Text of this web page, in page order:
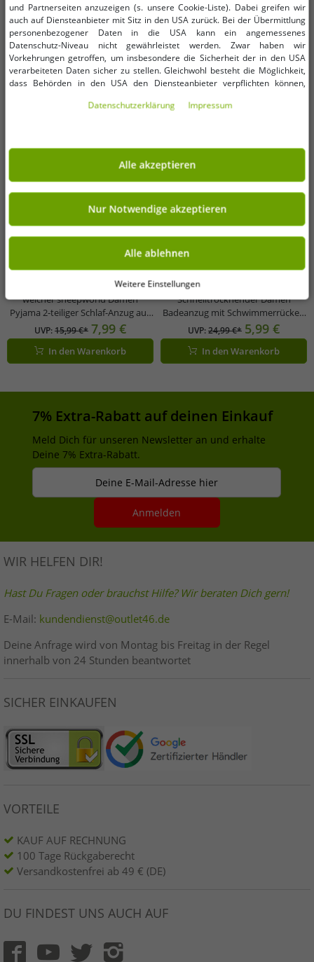
Verfügbare Größen
weicher sheepworld Damen
Pyjama 2-teiliger Schlaf-Anzug aus
Baumwolle Krönchen und
Prosecco Pyjama-Set bestehend
aus Ober- und Unterteil 9860552
Grau/Weiß/Bunt
UVP:15,99 €* 7,99 €
In den Warenkorb
Verfügbare Größen
Schnelltrocknender Damen
Badeanzug mit Schwimmerrücken
Bademode 953659 Schwarz
UVP:24,99 €* 5,99 €
In den Warenkorb
7% Extra-Rabatt auf deinen Einkauf
Meld Dich für unseren Newsletter an und erhalte
Deine 7% Extra-Rabatt.
Deine E-Mail-Adresse hier
Anmelden
WIR HELFEN DIR!
Hast Du Fragen oder brauchst Hilfe? Wir beraten Dich gern!
E-Mail: kundendienst@outlet46.de
Deine Anfrage wird von Montag bis Freitag in der Regel
innerhalb von 24 Stunden beantwortet
SICHER EINKAUFEN
VORTEILE
KAUF AUF RECHNUNG
100 Tage Rückgaberecht
Versandkostenfrei ab 49 € (DE)
DU FINDEST UNS AUCH AUF
und Partnerseiten anzuzeigen (s. unsere Cookie-Liste). Dabei greifen wir
auch auf Diensteanbieter mit Sitz in den USA zurück. Bei der Übermittlung
personenbezogener Daten in die USA kann ein angemessenes
Datenschutz-Niveau nicht gewährleistet werden. Zwar haben wir
Vorkehrungen getroffen, um insbesondere die Sicherheit der in den USA
verarbeiteten Daten sicher zu stellen. Gleichwohl besteht die Möglichkeit,
dass Behörden in den USA den Diensteanbieter verpflichten können,
im Einzelfall auf Basis entsprechender US-Gesetzgebung, ein wirksamer
Zugriff informiert wirst. Mit Deiner Einwilligung gem. Art. 49 Abs. 1 lit. a
DSGVO erklärst Du Dich in die Übermittlung in die USA für einverstanden
(s.a. unsere Datenschutzerklärung). Du hast die Wahl, ob nur notwendige
Cookies verwendet werden sollen oder ob Du darüber hinaus weitere
Cookies akzeptieren möchtest. Standardmäßig sind nur notwendige Dienste
aktiv, was Du unter „Nur Notwendige akzeptieren verwenden“ bestätigen
kannst. Du kannst Deine Einwilligung entweder für „Alle akzeptieren“
erklären oder unter „Weitere Einstellungen“ an Deine Wünsche anpassen.
Deine Einwilligung kannst Du jederzeit über „Datenschutz-Einstellungen“
am Ende jeder unserer Seiten mit Wirkung für die Zukunft widerrufen oder
ändern.
Daten­schutz­erklärung Impressum
Alle akzeptieren
Nur Notwendige akzeptieren
Alle ablehnen
Weitere Einstellungen